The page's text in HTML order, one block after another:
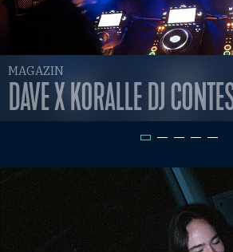
MAGAZIN
DAVE X KORALLE DJ